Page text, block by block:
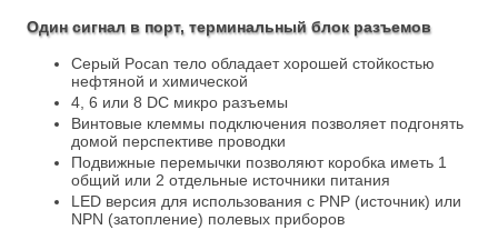
Один сигнал в порт, терминальный блок разъемов
Серый Pocan тело обладает хорошей стойкостью
нефтяной и химической
4, 6 или 8 DC микро разъемы
Винтовые клеммы подключения позволяет подгонять
домой перспективе проводки
Подвижные перемычки позволяют коробка иметь 1
общий или 2 отдельные источники питания
LED версия для использования с PNP (источник) или
NPN (затопление) полевых приборов